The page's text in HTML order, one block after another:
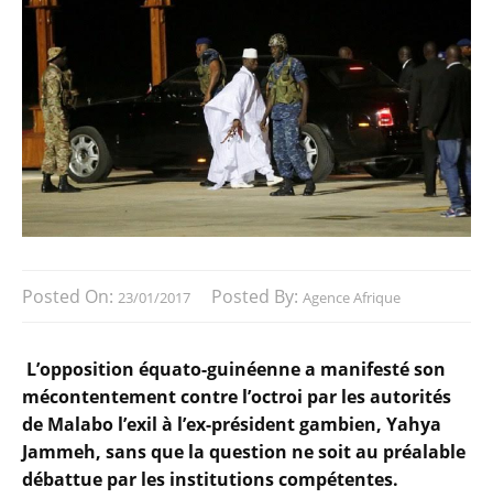
Posted On: 23/01/2017 Posted By: Agence Afrique
L’opposition équato-guinéenne a manifesté son
mécontentement contre l’octroi par les autorités
de Malabo l’exil à l’ex-président gambien, Yahya
Jammeh, sans que la question ne soit au préalable
débattue par les institutions compétentes.